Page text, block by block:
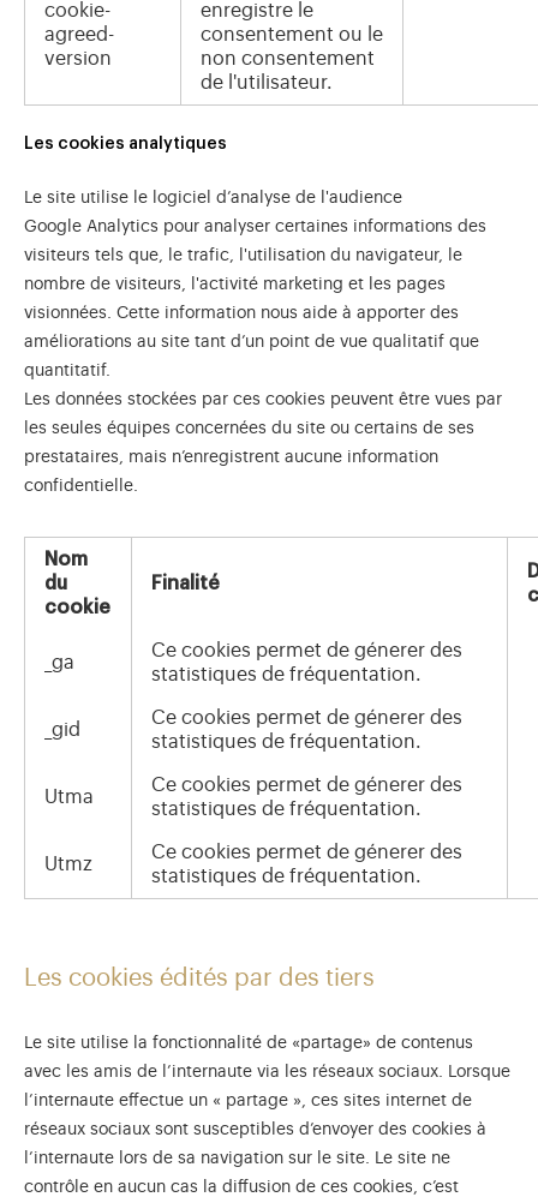
cookie-
agreed-
version
enregistre le
consentement ou le
non consentement
de l'utilisateur.
Les cookies analytiques
Le site utilise le logiciel d’analyse de l'audience
Google Analytics pour analyser certaines informations des
visiteurs tels que, le trafic, l'utilisation du navigateur, le
nombre de visiteurs, l'activité marketing et les pages
visionnées. Cette information nous aide à apporter des
améliorations au site tant d’un point de vue qualitatif que
quantitatif.
Les données stockées par ces cookies peuvent être vues par
les seules équipes concernées du site ou certains de ses
prestataires, mais n’enregistrent aucune information
confidentielle.
Nom
du
cookie
Finalité
_ga
Ce cookies permet de génerer des
statistiques de fréquentation.
_gid
Ce cookies permet de génerer des
statistiques de fréquentation.
Utma
Ce cookies permet de génerer des
statistiques de fréquentation.
Utmz
Ce cookies permet de génerer des
statistiques de fréquentation.
Les cookies édités par des tiers
Le site utilise la fonctionnalité de «partage» de contenus
avec les amis de l’internaute via les réseaux sociaux. Lorsque
l’internaute effectue un « partage », ces sites internet de
réseaux sociaux sont susceptibles d’envoyer des cookies à
l’internaute lors de sa navigation sur le site. Le site ne
contrôle en aucun cas la diffusion de ces cookies, c’est